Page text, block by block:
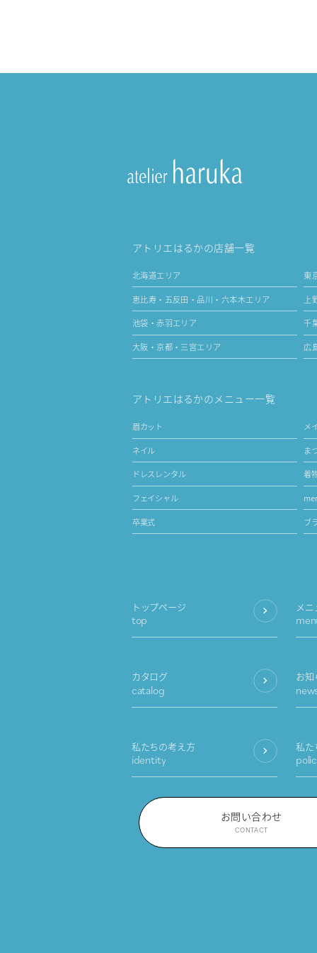
アトリエはるかの店舗一覧
北海道エリア 東
恵比寿・五反田・品川・六本木エリア 上
池袋・赤羽エリア 千
大阪・京都・三宮エリア 広
アトリエはるかのメニュー一覧
眉カット メ
ネイル ま
ドレスレンタル 着
フェイシャル
卒業式 ブ
トップページ
top
メ
カタログ
catalog
お知
私たちの考え方
identity
私た
お問い合わせ
CONTACT